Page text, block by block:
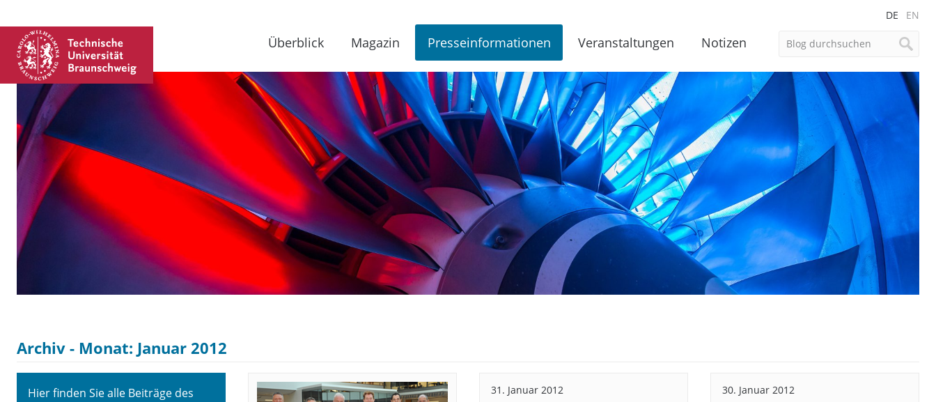
DE EN
Überblick Magazin Presseinformationen Veranstaltungen Notizen
Archiv - Monat: Januar 2012
Hier finden Sie alle Beiträge des
31. Januar 2012 30. Januar 2012